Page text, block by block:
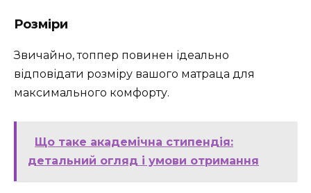
Розміри
Звичайно, топпер повинен ідеально
відповідати розміру вашого матраца для
максимального комфорту.
Що таке академічна стипендія:
детальний огляд і умови отримання